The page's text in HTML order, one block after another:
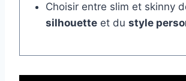
Choisir entre slim et skinny
silhouetteet du style